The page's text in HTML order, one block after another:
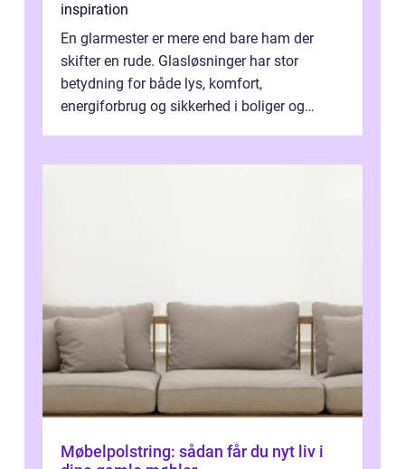
inspiration
En glarmester er mere end bare ham der
skifter en rude. Glasløsninger har stor
betydning for både lys, komfort,
energiforbrug og sikkerhed i boliger og
Møbelpolstring: sådan får du nyt liv i